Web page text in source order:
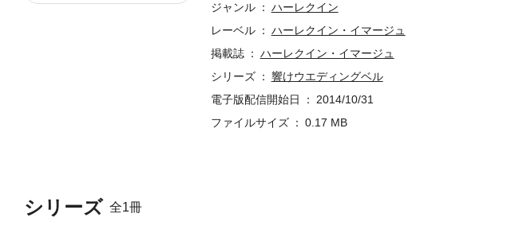
シリーズ 全1冊
ジャンル
ハーレクイン
レーベル
ハーレクイン・イマージュ
掲載誌
ハーレクイン・イマージュ
シリーズ
響けウエディングベル
電子版配信開始日
2014/10/31
ファイルサイズ
0.17 MB